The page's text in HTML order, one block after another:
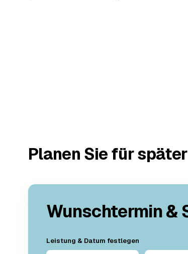
Planen Sie für später
Wunschtermin &
Leistung & Datum festlegen